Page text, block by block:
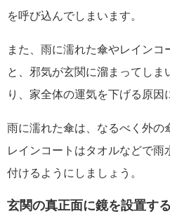
を呼び込んでしまいます。
また、雨に濡れた傘やレインコ
と、邪気が玄関に溜まってしま
り、家全体の運気を下げる原因
雨に濡れた傘は、なるべく外の
レインコートはタオルなどで
付けるようにしましょう。
玄関の真正面に鏡を設置す